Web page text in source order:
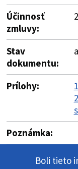
Účinnosť
zmluvy:
Stav
dokumentu:
Prílohy:
Poznámka:
Boli tieto